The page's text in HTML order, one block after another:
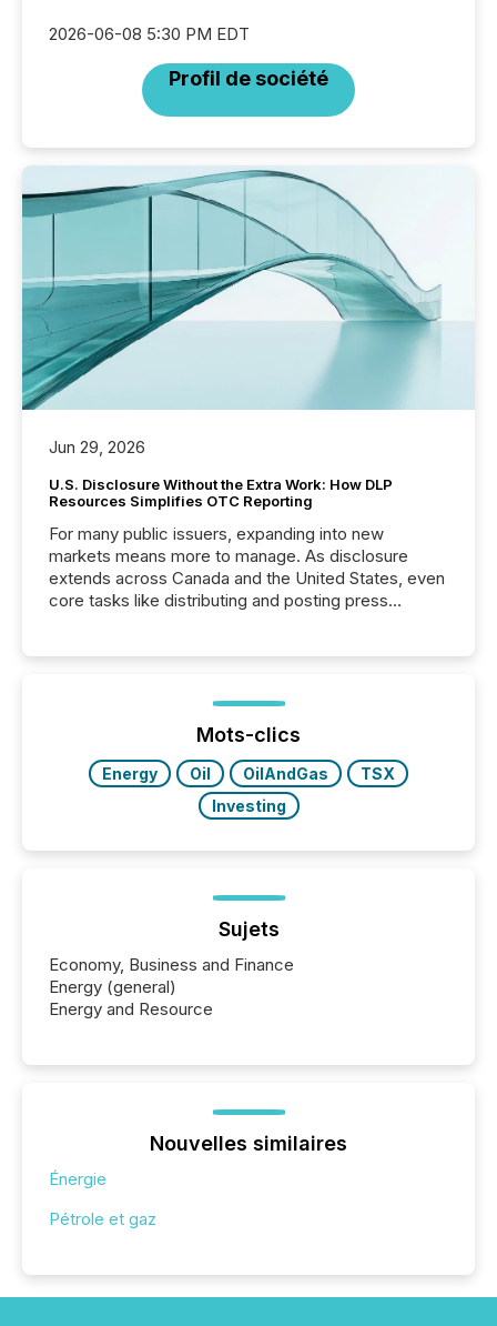
2026-06-08 5:30 PM EDT
Profil de société
Jun 29, 2026
U.S. Disclosure Without the Extra Work: How DLP
Resources Simplifies OTC Reporting
For many public issuers, expanding into new
markets means more to manage. As disclosure
extends across Canada and the United States, even
core tasks like distributing and posting press
posting of its news simple. “They seamlessly post
our news on the OTC Markets site. I don’t even
have to think...
Mots-clics
Energy Oil OilAndGas
TSX
Investing
Sujets
Economy, Business and Finance
Energy (general)
Energy and Resource
Nouvelles similaires
Énergie
Pétrole et gaz